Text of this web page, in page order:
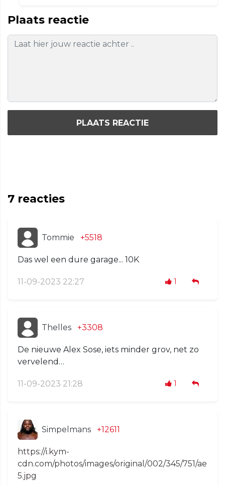
Plaats reactie
PLAATS REACTIE
7 reacties
Tommie +5518
Das wel een dure garage... 10K
11-09-2023 22:27 1
Thelles +3308
De nieuwe Alex Sose, iets minder grov, net zo
vervelend…
11-09-2023 21:28 1
Simpelmans +12611
https://i.kym-
cdn.com/photos/images/original/002/345/751/ae
5.jpg